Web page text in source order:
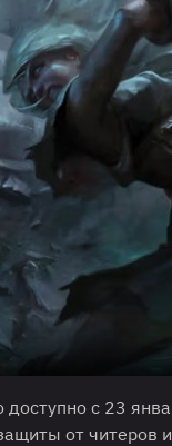
с 23
от читеров